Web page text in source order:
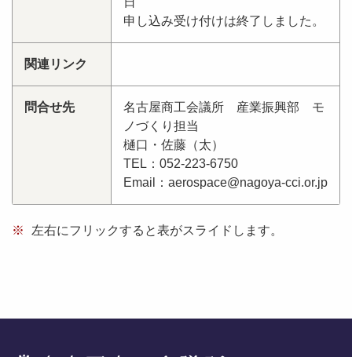
申し込み受け付けは終了しました。
関連リンク
問合せ先
名古屋商工会議所 産業振興部 モ
ノづくり担当
樋口・佐藤（太）
TEL：052-223-6750
Email：aerospace@nagoya-cci.or.jp
※ 左右にフリックすると表がスライドします。